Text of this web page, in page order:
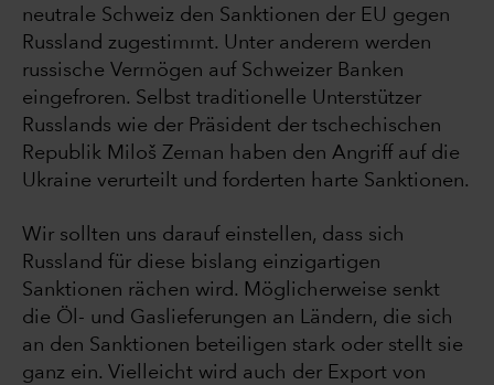
neutrale Schweiz den Sanktionen der EU gegen
Russland zugestimmt. Unter anderem werden
russische Vermögen auf Schweizer Banken
eingefroren. Selbst traditionelle Unterstützer
Russlands wie der Präsident der tschechischen
Republik Miloš Zeman haben den Angriff auf die
Ukraine verurteilt und forderten harte Sanktionen.
Wir sollten uns darauf einstellen, dass sich
Russland für diese bislang einzigartigen
Sanktionen rächen wird. Möglicherweise senkt
die Öl- und Gaslieferungen an Ländern, die sich
an den Sanktionen beteiligen stark oder stellt sie
ganz ein. Vielleicht wird auch der Export von